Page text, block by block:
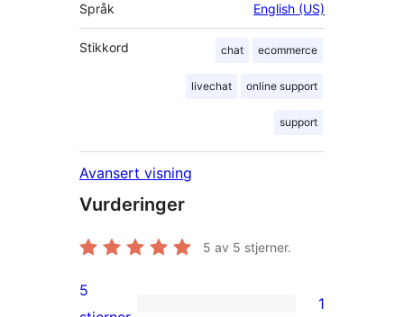
Språk English (US)
Stikkord chat ecommerce
livechat online support
support
Avansert visning
Vurderinger
5 av 5 stjerner.
5
1